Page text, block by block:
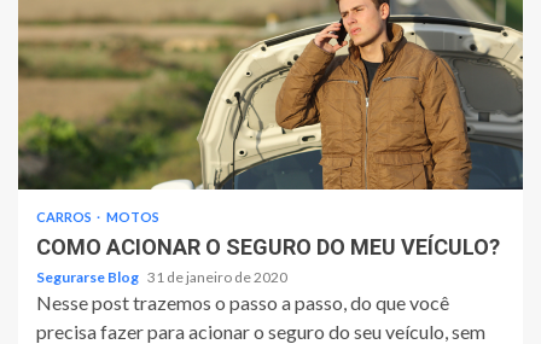
CARROS MOTOS
COMO ACIONAR O SEGURO DO MEU VEÍCULO?
Segurarse Blog 31 de janeiro de 2020
Nesse post trazemos o passo a passo, do que você
precisa fazer para acionar o seguro do seu veículo, sem